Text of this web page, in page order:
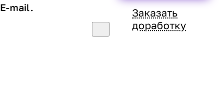
E-mail.
Заказать
доработку